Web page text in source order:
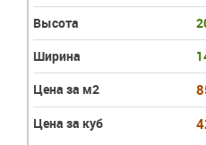
Высота
Ширина
Цена за м2
Цена за куб